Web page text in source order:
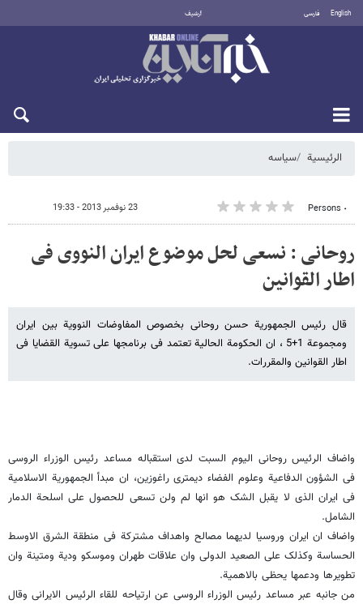
English فارسی أرشيف
الرئيسية سیاسه
٠ Persons 23 نوفمبر 2013 - 19:33
روحانی : نسعی لحل موضوع ایران النووی فی
اطار القوانین
قال رئیس الجمهوریة حسن روحانی بخصوص المفاوضات النوویة بین ایران
ومجموعة 1+5 ، ان الحکومة الحالیة تعتمد فی برنامجها على تسویة القضایا فی
اطار القوانین والمقررات.
واضاف الرئیس روحانی الیوم السبت لدى استقباله مساعد رئیس الوزراء الروسی
فی الشؤون الدفاعیة وعلوم الفضاء دیمتری راغوزین، ان مبدأ الجمهوریة الاسلامیة
فی ایران الذی لا یقبل الشک هو انها لم ولن تسعی للحصول علی اسلحة الدمار
الشامل.
واضاف ان ایران وروسیا لدیهما مصالح واهداف مشترکة فی منطقة الشرق الاوسط
الحساسة وکذلک علی الصعید الدولی وان علاقات طهران وموسکو ودیة ومتینة وان
تطویرها ودعمها یحظی بالاهمیة.
من جانبه عبر مساعد رئیس الوزراء الروسی عن ارتیاحه للقاء الرئیس الایرانی وقال